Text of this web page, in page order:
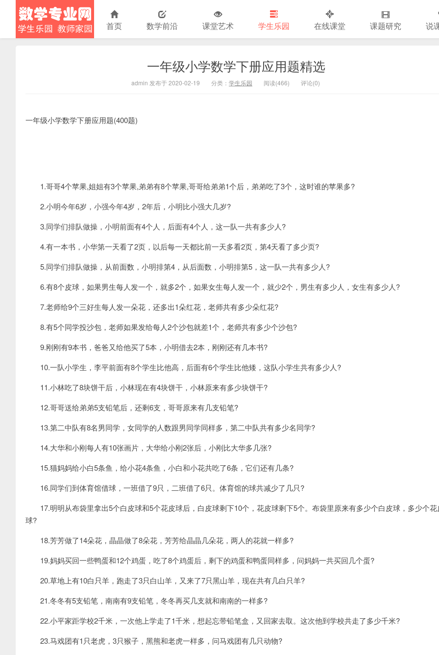
专业网
首页 数学前沿 课堂艺术 学生乐园 在线课堂 课题研究 说
一年级小学数学下册应用题精选
admin 发布于 2020-02-19 分类： 学生乐园 阅读(466) 评论(0)
一年级小学数学下册应用题(400题)
1.哥哥4个苹果,姐姐有3个苹果,弟弟有8个苹果,哥哥给弟弟1个后，弟弟吃了3个，这时谁的苹果多?
2.小明今年6岁，小强今年4岁，2年后，小明比小强大几岁?
3.同学们排队做操，小明前面有4个人，后面有4个人，这一队一共有多少人?
4.有一本书，小华第一天看了2页，以后每一天都比前一天多看2页，第4天看了多少页?
5.同学们排队做操，从前面数，小明排第4，从后面数，小明排第5，这一队一共有多少人?
6.有8个皮球，如果男生每人发一个，就多2个，如果女生每人发一个，就少2个，男生有多少人，女生有多少人?
7.老师给9个三好生每人发一朵花，还多出1朵红花，老师共有多少朵红花?
8.有5个同学投沙包，老师如果发给每人2个沙包就差1个，老师共有多少个沙包?
9.刚刚有9本书，爸爸又给他买了5本，小明借去2本，刚刚还有几本书?
10.一队小学生，李平前面有8个学生比他高，后面有6个学生比他矮，这队小学生共有多少人?
11.小林吃了8块饼干后，小林现在有4块饼干，小林原来有多少块饼干?
12.哥哥送给弟弟5支铅笔后，还剩6支，哥哥原来有几支铅笔?
13.第二中队有8名男同学，女同学的人数跟男同学同样多，第二中队共有多少名同学?
14.大华和小刚每人有10张画片，大华给小刚2张后，小刚比大华多几张?
15.猫妈妈给小白5条鱼，给小花4条鱼，小白和小花共吃了6条，它们还有几条?
16.同学们到体育馆借球，一班借了9只，二班借了6只。体育馆的球共减少了几只?
17.明明从布袋里拿出5个白皮球和5个花皮球后，白皮球剩下10个，花皮球剩下5个。布袋里原来有多少个白皮球，多少个花
球?
18.芳芳做了14朵花，晶晶做了8朵花，芳芳给晶晶几朵花，两人的花就一样多?
19.妈妈买回一些鸭蛋和12个鸡蛋，吃了8个鸡蛋后，剩下的鸡蛋和鸭蛋同样多，问妈妈一共买回几个蛋?
20.草地上有10白只羊，跑走了3只白山羊，又来了7只黑山羊，现在共有几白只羊?
21.冬冬有5支铅笔，南南有9支铅笔，冬冬再买几支就和南南的一样多?
22.小平家距学校2千米，一次他上学走了1千米，想起忘带铅笔盒，又回家去取。这次他到学校共走了多少千米?
23.马戏团有1只老虎，3只猴子，黑熊和老虎一样多，问马戏团有几只动物?